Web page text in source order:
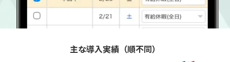
主な導入実績（順不同）